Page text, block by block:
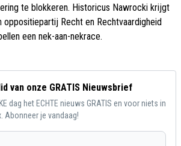
te blokkeren. Historicus Nawrocki krijgt
oppositiepartij Recht en Rechtvaardigheid
een nek-aan-nekrace.
van onze GRATIS Nieuwsbrief
dag het ECHTE nieuws GRATIS en voor niets in
Abonneer je vandaag!